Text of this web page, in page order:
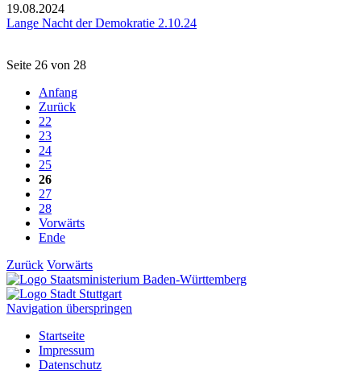
19.08.2024
Lange Nacht der Demokratie 2.10.24
Seite 26 von 28
Anfang
Zurück
22
23
24
25
26
27
28
Vorwärts
Ende
Zurück Vorwärts
Navigation überspringen
Startseite
Impressum
Datenschutz